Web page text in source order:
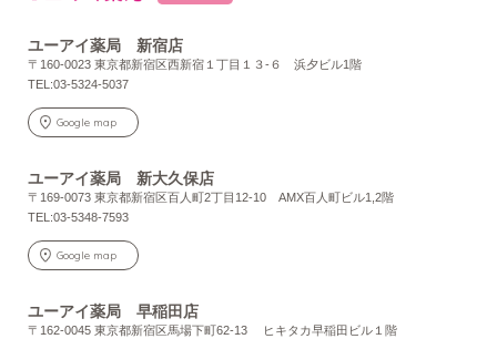
ユーアイ薬局 新宿店
〒160-0023 東京都新宿区西新宿１丁目１３-６ 浜夕ビル1階
TEL:03-5324-5037
Google map
ユーアイ薬局 新大久保店
〒169-0073 東京都新宿区百人町2丁目12-10 AMX百人町ビル1,2階
TEL:03-5348-7593
Google map
ユーアイ薬局 早稲田店
〒162-0045 東京都新宿区馬場下町62-13 ヒキタカ早稲田ビル１階